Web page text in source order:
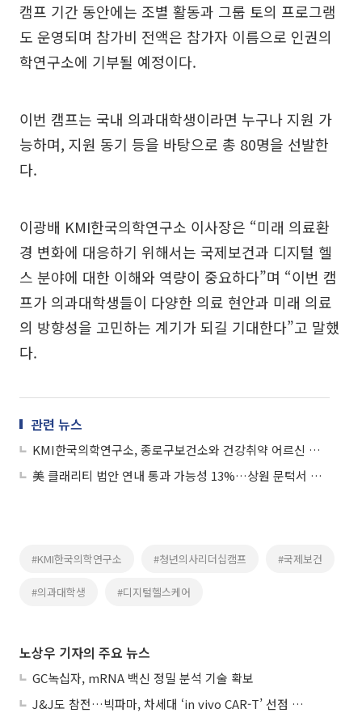
캠프 기간 동안에는 조별 활동과 그룹 토의 프로그램
도 운영되며 참가비 전액은 참가자 이름으로 인권의
학연구소에 기부될 예정이다.
이번 캠프는 국내 의과대학생이라면 누구나 지원 가
능하며, 지원 동기 등을 바탕으로 총 80명을 선발한
다.
이광배 KMI한국의학연구소 이사장은 “미래 의료환
경 변화에 대응하기 위해서는 국제보건과 디지털 헬
스 분야에 대한 이해와 역량이 중요하다”며 “이번 캠
프가 의과대학생들이 다양한 의료 현안과 미래 의료
의 방향성을 고민하는 계기가 되길 기대한다”고 말했
다.
관련 뉴스
KMI한국의학연구소, 종로구보건소와 건강취약 어르신 돌봄활동 진행
美 클래리티 법안 연내 통과 가능성 13%…상원 문턱서 제동
#KMI한국의학연구소 #청년의사리더십캠프 #국제보건
#의과대학생 #디지털헬스케어
노상우 기자의 주요 뉴스
GC녹십자, mRNA 백신 정밀 분석 기술 확보
J&J도 참전…빅파마, 차세대 ‘in vivo CAR-T’ 선점 경쟁 본격화